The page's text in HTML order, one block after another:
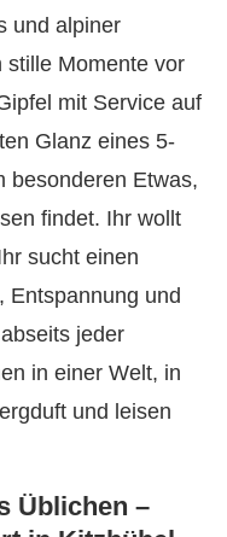
und alpiner
stille Momente vor
mit Service auf
Glanz eines 5-
besonderen Etwas,
findet. Ihr wollt
sucht einen
Entspannung und
jeder
in einer Welt, in
und leisen
Üblichen –